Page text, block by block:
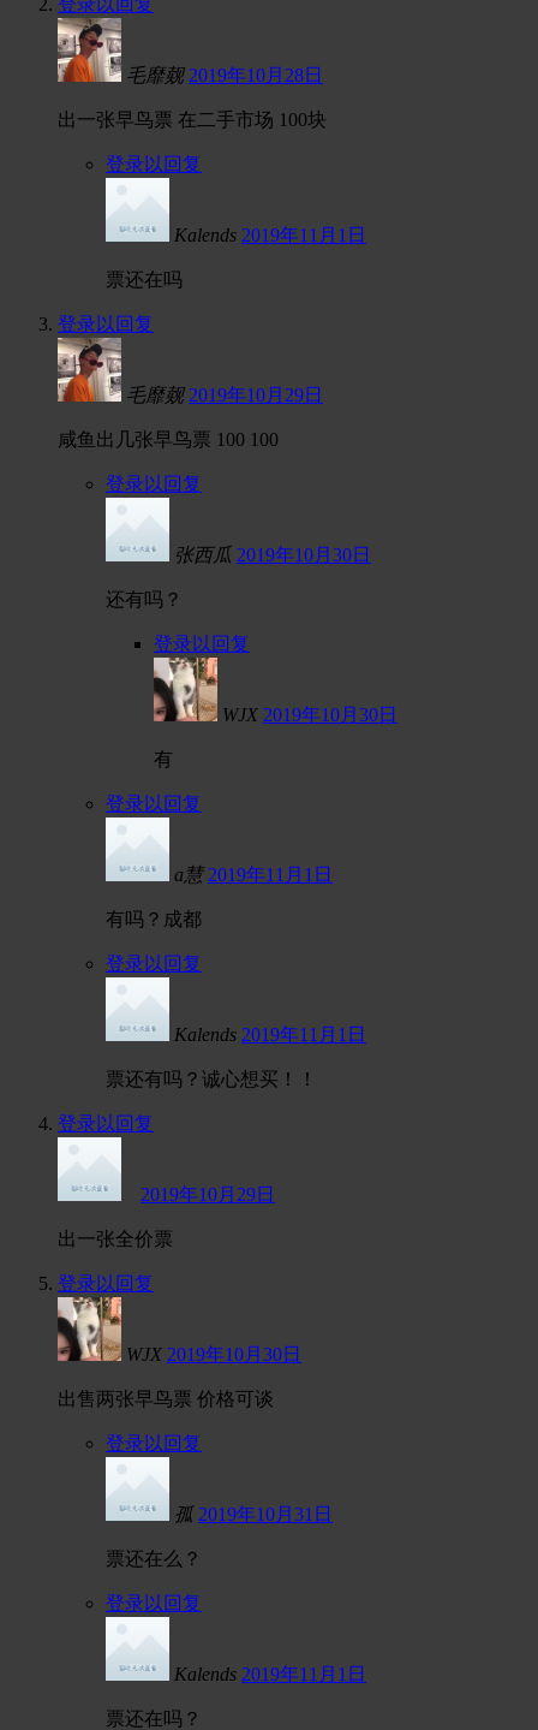
毛靡觌 2019年10月28日
出一张早鸟票 在二手市场 100块
登录以回复
Kalends 2019年11月1日
票还在吗
登录以回复
毛靡觌 2019年10月29日
咸鱼出几张早鸟票 100 100
登录以回复
张西瓜 2019年10月30日
还有吗？
登录以回复
WJX 2019年10月30日
有
登录以回复
a慧 2019年11月1日
有吗？成都
登录以回复
Kalends 2019年11月1日
票还有吗？诚心想买！！
登录以回复
2019年10月29日
出一张全价票
登录以回复
WJX 2019年10月30日
出售两张早鸟票 价格可谈
登录以回复
孤 2019年10月31日
票还在么？
登录以回复
Kalends 2019年11月1日
票还在吗？